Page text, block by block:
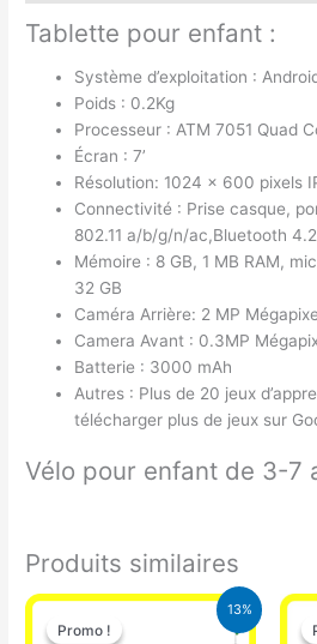
Tablette pour enfant :
Système d’exploitation :
Poids : 0.2Kg
Processeur : ATM 7051 Quad
Écran : 7’
Résolution: 1024 x 600 pixels
Connectivité : Prise casque,
802.11 a/b/g/n/ac,Bluetooth 4.2
Mémoire : 8 GB, 1 MB RAM,
32 GB
Caméra Arrière: 2 MP
Camera Avant : 0.3MP
Batterie : 3000 mAh
Autres : Plus de 20 jeux
télécharger plus de jeux sur
Vélo pour enfant de 3-7
Produits similaires
13%
Promo !
Promo !
Le
initial
Le
prix
actuel